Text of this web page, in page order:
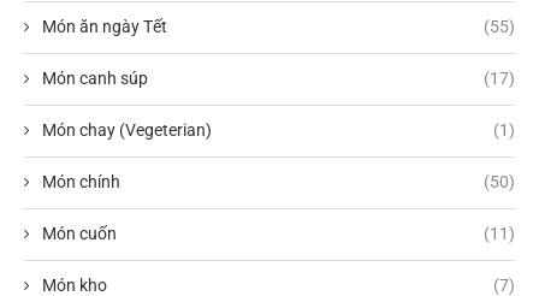
Món ăn ngày Tết (55)
Món canh súp (17)
Món chay (Vegeterian) (1)
Món chính (50)
Món cuốn (11)
Món kho (7)